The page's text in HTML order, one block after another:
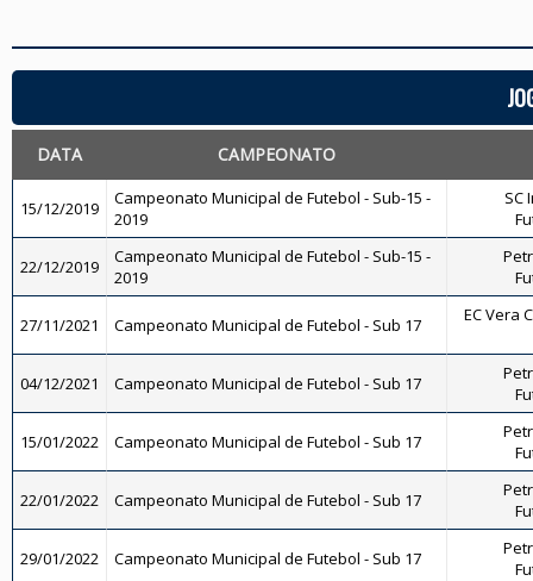
DATA CAMPEONATO
15/12/2019
Campeonato Municipal de Futebol - Sub-15 -
2019
SC
22/12/2019
Campeonato Municipal de Futebol - Sub-15 -
2019
27/11/2021 Campeonato Municipal de Futebol - Sub 17 EC Vera
04/12/2021 Campeonato Municipal de Futebol - Sub 17
15/01/2022 Campeonato Municipal de Futebol - Sub 17
22/01/2022 Campeonato Municipal de Futebol - Sub 17
29/01/2022 Campeonato Municipal de Futebol - Sub 17